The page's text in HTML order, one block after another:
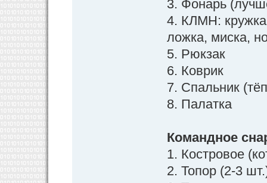
3. Фонарь
4. КЛМН: кружка
ложка, миска,
5. Рюкзак
6. Коврик
7. Спальник
8. Палатка
Командное
1. Костровое
2. Топор (2-3